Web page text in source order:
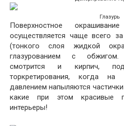
Глазурь
Поверхностное
осуществляется чаще всего
(тонкого слоя жидкой
глазурованием с обжигом.
смотрится и кирпич,
торкретирования, когда
давлением напыляются
какие при этом красивые
интерьеры!